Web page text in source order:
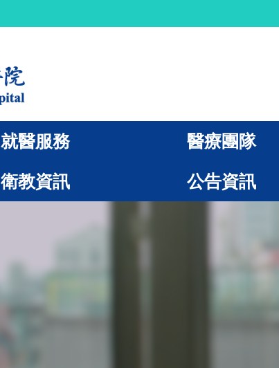
就醫服務 醫療團隊
衛教資訊 公告資訊